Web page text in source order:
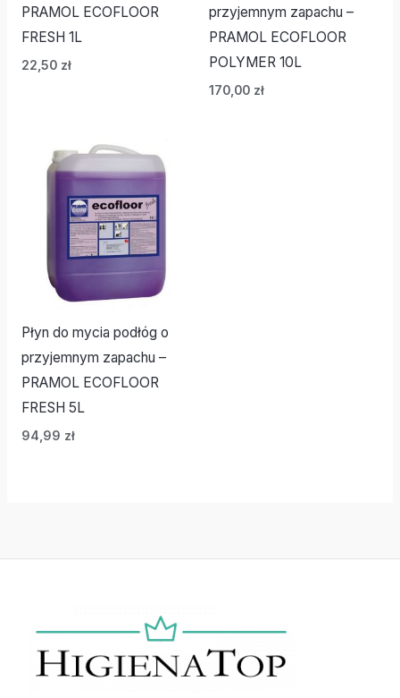
PRAMOL ECOFLOOR
FRESH 1L
22,50 zł
przyjemnym zapachu –
PRAMOL ECOFLOOR
POLYMER 10L
170,00 zł
Płyn do mycia podłóg o
przyjemnym zapachu –
PRAMOL ECOFLOOR
FRESH 5L
94,99 zł